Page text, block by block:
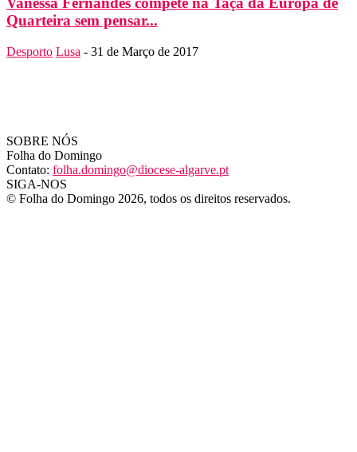
Quarteira sem pensar...
Desporto Lusa - 31 de Março de 2017
SOBRE NÓS
Folha do Domingo
Contato: folha.domingo@diocese-algarve.pt
SIGA-NOS
© Folha do Domingo 2026, todos os direitos reservados.